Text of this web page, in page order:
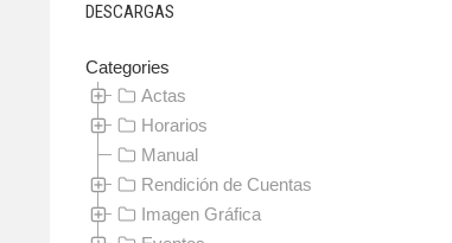
DESCARGAS
Categories
Actas
Horarios
Manual
Rendición de Cuentas
Imagen Gráfica